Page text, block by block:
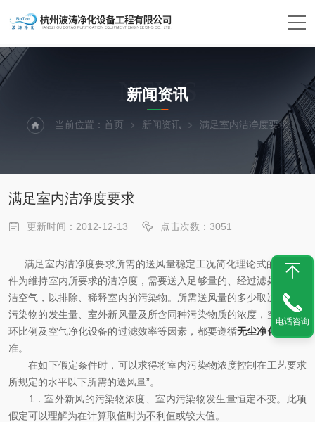
NEWS
新闻资讯
当前位置： 首页 新闻资讯 满足室内洁净度要求
满足室内洁净度要求
更新时间：2012-12-13 点击次数：3051
满足室内洁净度要求所需的送风量稳定工况简化理论式的假定条
件为维持室内所要求的洁净度，需要送入足够量的、经过滤处理的清
洁空气，以排除、稀释室内的污染物。所需送风量的多少取决于室内
污染物的发生量、室外新风量及所含同种污染物质的浓度，空气再循
环比例及空气净化设备的过滤效率等因素，都要遵循无尘净化工程
准。
在如下假定条件时，可以求得将室内污染物浓度控制在工艺要求
所规定的水平以下所需的送风量”。
1．室外新风的污染物浓度、室内污染物发生量恒定不变。此项
假定可以理解为在计算取值时为不利值或较大值。
电话咨询